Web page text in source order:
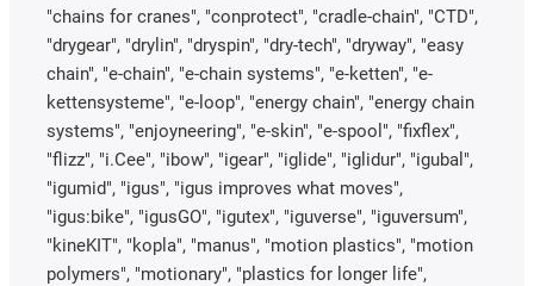
"chains for cranes", "conprotect", "cradle-chain", "CTD",
"drygear", "drylin", "dryspin", "dry-tech", "dryway", "easy
chain", "e-chain", "e-chain systems", "e-ketten", "e-
kettensysteme", "e-loop", "energy chain", "energy chain
systems", "enjoyneering", "e-skin", "e-spool", "fixflex",
"flizz", "i.Cee", "ibow", "igear", "iglide", "iglidur", "igubal",
"igumid", "igus", "igus improves what moves",
"igus:bike", "igusGO", "igutex", "iguverse", "iguversum",
"kineKIT", "kopla", "manus", "motion plastics", "motion
polymers", "motionary", "plastics for longer life",